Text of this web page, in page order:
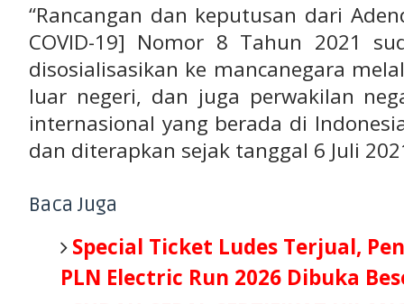
“Rancangan dan keputusan dari
COVID-19] Nomor 8 Tahun 2021
disosialisasikan ke mancanegara
luar negeri, dan juga perwakilan
internasional yang berada di
dan diterapkan sejak tanggal 6 Juli
Baca Juga
Special Ticket Ludes Terjual,
PLN Electric Run 2026 Dibuka